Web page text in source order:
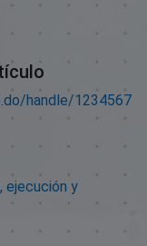
handle/1234567
ejecución y